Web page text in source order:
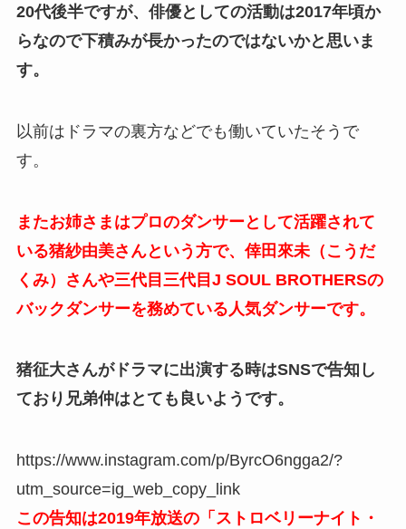
20代後半ですが、俳優としての活動は2017年頃か
らなので下積みが長かったのではないかと思いま
す。
以前はドラマの裏方などでも働いていたそうで
す。
またお姉さまはプロのダンサーとして活躍されて
いる猪紗由美さんという方で、倖田來未（こうだ
くみ）さんや三代目三代目J SOUL BROTHERSの
バックダンサーを務めている人気ダンサーです。
猪征大さんがドラマに出演する時はSNSで告知し
ており兄弟仲はとても良いようです。
https://www.instagram.com/p/ByrcO6ngga2/?
utm_source=ig_web_copy_link
この告知は2019年放送の「ストロベリーナイト・